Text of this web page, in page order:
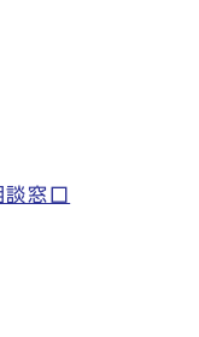
窓口